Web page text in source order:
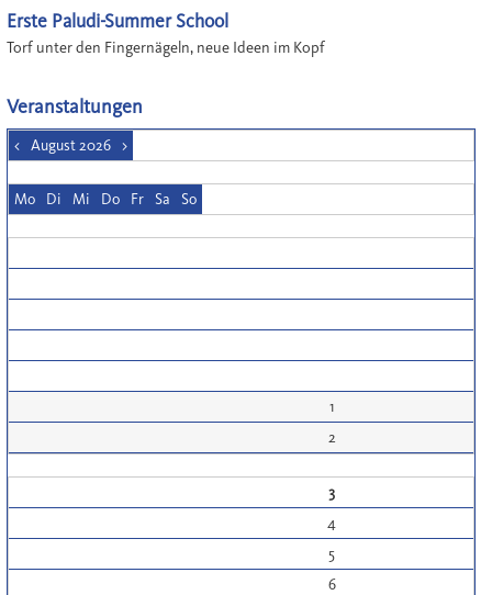
Erste Paludi-Summer School
Torf unter den Fingernägeln, neue Ideen im Kopf
Veranstaltungen
< August 2026 >
Mo Di Mi Do Fr Sa So
1
2
3
4
5
6